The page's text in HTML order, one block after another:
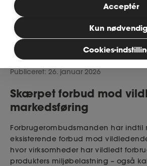
Bliv medlem
MitAse
Ase Selvstændig
Dokumenter.dk
uden at bryde
Læsetid: 3 minutter
Publiceret: 26. januar 2026
Skærpet forbud mod
markedsføring
Forbrugerombudsmanden har
eksisterende forbud mod
hvor virksomheder har vildledt
produkters miljøbelastning – også
Cookies-
Kun
Acceptér